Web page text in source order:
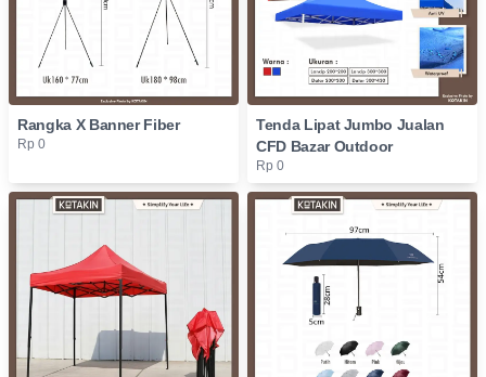
Rangka X Banner Fiber
Rp 0
Tenda Lipat Jumbo Jualan
CFD Bazar Outdoor
Rp 0